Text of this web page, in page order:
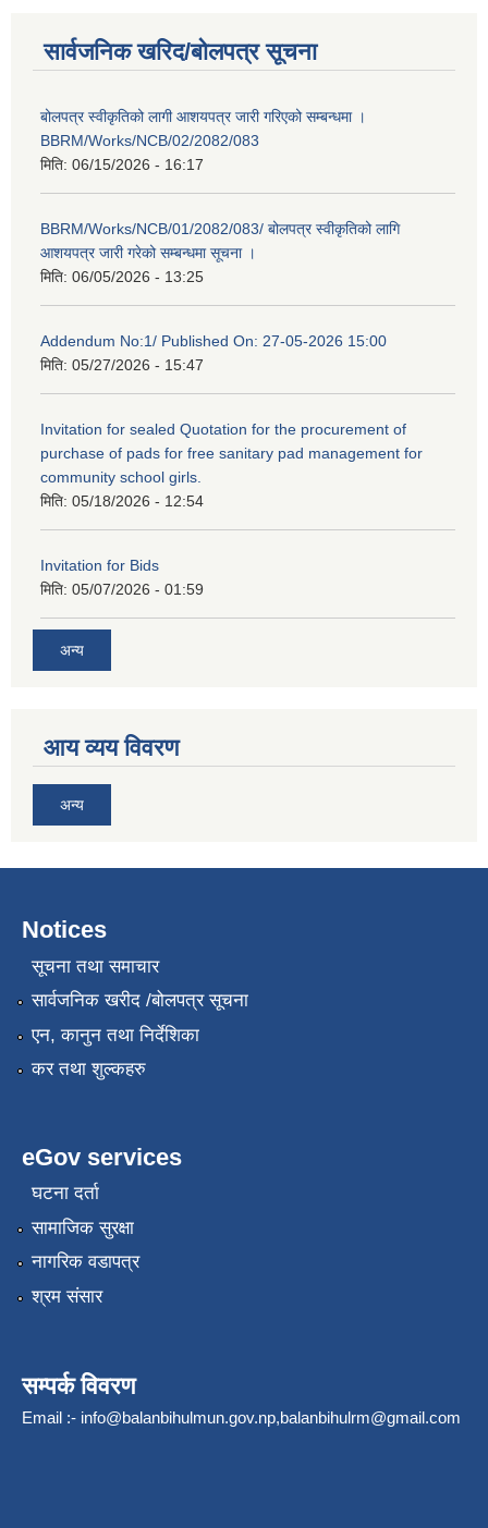
सार्वजनिक खरिद/बोलपत्र सूचना
बोलपत्र स्वीकृतिको लागी आशयपत्र जारी गरिएको सम्बन्धमा ।
BBRM/Works/NCB/02/2082/083
मिति: 06/15/2026 - 16:17
BBRM/Works/NCB/01/2082/083/ बोलपत्र स्वीकृतिको लागि
आशयपत्र जारी गरेको सम्बन्धमा सूचना ।
मिति: 06/05/2026 - 13:25
Addendum No:1/ Published On: 27-05-2026 15:00
मिति: 05/27/2026 - 15:47
Invitation for sealed Quotation for the procurement of
purchase of pads for free sanitary pad management for
community school girls.
मिति: 05/18/2026 - 12:54
Invitation for Bids
मिति: 05/07/2026 - 01:59
अन्य
आय व्यय विवरण
अन्य
Notices
सूचना तथा समाचार
सार्वजनिक खरीद /बोलपत्र सूचना
एन, कानुन तथा निर्देशिका
कर तथा शुल्कहरु
eGov services
घटना दर्ता
सामाजिक सुरक्षा
नागरिक वडापत्र
श्रम संसार
सम्पर्क विवरण
Email :- info@balanbihulmun.gov.np,balanbihulrm@gmail.com